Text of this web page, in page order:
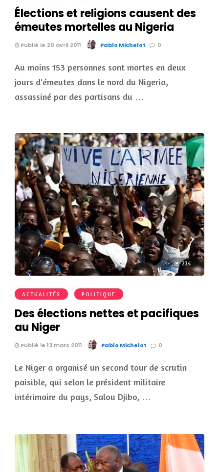
Élections et religions causent des
émeutes mortelles au Nigeria
Publié le 20 avril 2011 Pablo Michelot 0
Au moins 153 personnes sont mortes en deux
jours d'émeutes dans le nord du Nigeria,
assassiné par des partisans du …
234
ACTUALITÉS POLITIQUE
Des élections nettes et pacifiques
au Niger
Publié le 13 mars 2011 Pablo Michelot 0
Le Niger a organisé un second tour de scrutin
paisible, qui selon le président militaire
intérimaire du pays, Salou Djibo, …